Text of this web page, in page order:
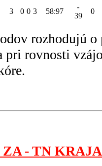
3 0 0 3 58:97
-
39
0
rozhodujú o
pri rovnosti
- TN